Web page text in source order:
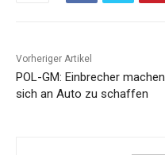
Vorheriger Artikel
POL-GM: Einbrecher machen
sich an Auto zu schaffen